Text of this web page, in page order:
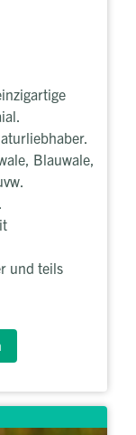
Blauwale,
und teils